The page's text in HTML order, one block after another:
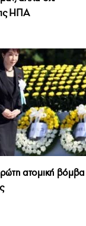
ΗΠΑ
ατομική βόμβα